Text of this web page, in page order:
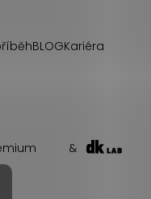
BLOGKariéra
&